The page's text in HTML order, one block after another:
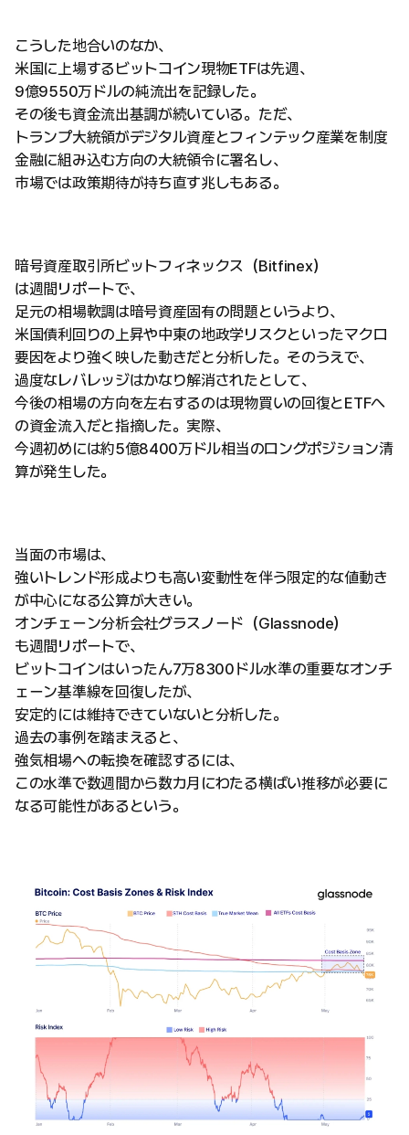
こうした地合いのなか、
米国に上場するビットコイン現物ETFは先週、
9億9550万ドルの純流出を記録した。
その後も資金流出基調が続いている。ただ、
トランプ大統領がデジタル資産とフィンテック産業を制度
金融に組み込む方向の大統領令に署名し、
市場では政策期待が持ち直す兆しもある。
暗号資産取引所ビットフィネックス（Bitfinex）
は週間リポートで、
足元の相場軟調は暗号資産固有の問題というより、
米国債利回りの上昇や中東の地政学リスクといったマクロ
要因をより強く映した動きだと分析した。そのうえで、
過度なレバレッジはかなり解消されたとして、
今後の相場の方向を左右するのは現物買いの回復とETFへ
の資金流入だと指摘した。実際、
今週初めには約5億8400万ドル相当のロングポジション清
算が発生した。
当面の市場は、
強いトレンド形成よりも高い変動性を伴う限定的な値動き
が中心になる公算が大きい。
オンチェーン分析会社グラスノード（Glassnode）
も週間リポートで、
ビットコインはいったん7万8300ドル水準の重要なオンチ
ェーン基準線を回復したが、
安定的には維持できていないと分析した。
過去の事例を踏まえると、
強気相場への転換を確認するには、
この水準で数週間から数カ月にわたる横ばい推移が必要に
なる可能性があるという。